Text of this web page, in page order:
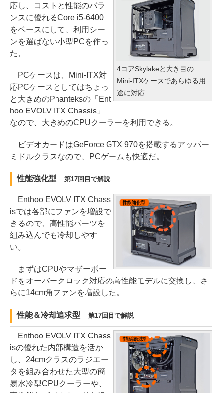
4コアSkylakeと大き目の
Mini-ITXケースであらゆる用
途に対応
応し、コストと性能のバラ
ンスに優れるCore i5-6400
をベースにして、利用シー
ンを選ばない小型PCを作っ
た。
PCケースは、Mini-ITX対
応PCケースとしてはちょっ
と大きめのPhanteksの「Ent
hoo EVOLV ITX Chassis」
なので、大きめのCPUクーラーを利用できる。
ビデオカードはGeForce GTX 970を搭載するアッパー
ミドルクラスなので、PCゲームも快適だ。
性能強化型 第17回目で解説
Enthoo EVOLV ITX Chass
isでは各部にファンを増設で
きるので、高性能パーツを
組み込んでも冷却しやす
い。
まずはCPUやマザーボー
ドをオーバークロック対応の高性能モデルに交換し、さ
らに14cm角ファンを増設した。
性能＆冷却追求型 第17回目で解説
Enthoo EVOLV ITX Chass
isの優れた内部構造を活か
し、24cmクラスのラジエー
タを組み合わせた大型の簡
易水冷型CPUクーラーや、